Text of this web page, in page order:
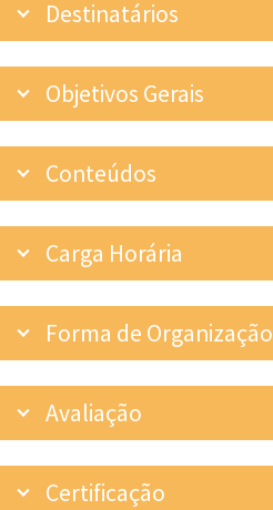
Destinatários
Objetivos Gerais
Conteúdos
Carga Horária
Forma de Organização
Avaliação
Certificação